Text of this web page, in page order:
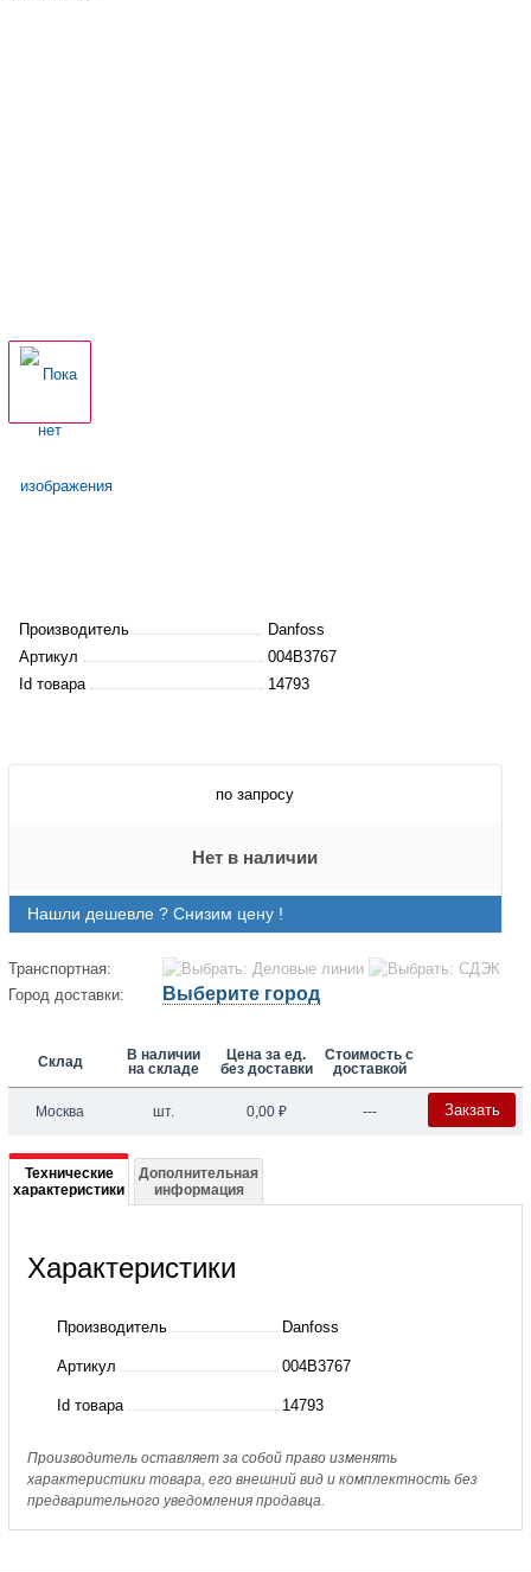
Производитель
Danfoss
Артикул
004B3767
Id товара
14793
по запросу
Нет в наличии
Нашли дешевле ? Снизим цену !
Транспортная:
Город доставки:
Выберите город
Склад
В наличии
на складе
Цена за ед.
без доставки
Стоимость с
доставкой
Москва шт. 0,00 ₽ --- Закзать
Подробная
информация
004B3767
P-
199
D
Технические
характеристики
Дополнительная
информация
Характеристики
Производитель Danfoss
Артикул 004B3767
Id товара 14793
Производитель оставляет за собой право изменять
характеристики товара, его внешний вид и комплектность без
предварительного уведомления продавца.